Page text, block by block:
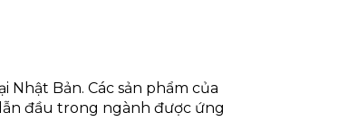
Bản. Các sản phẩm của
đầu trong ngành được ứng